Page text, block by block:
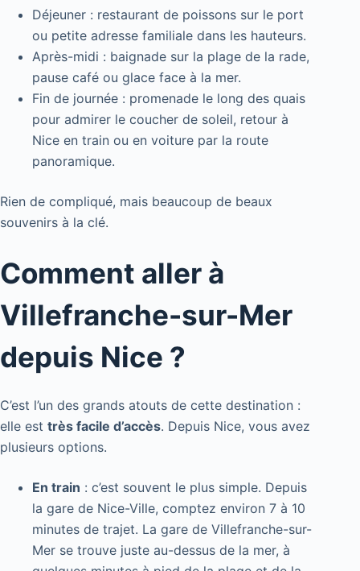
Déjeuner : restaurant de poissons sur le port
ou petite adresse familiale dans les hauteurs.
Après-midi : baignade sur la plage de la rade,
pause café ou glace face à la mer.
Fin de journée : promenade le long des quais
pour admirer le coucher de soleil, retour à
Nice en train ou en voiture par la route
panoramique.
Rien de compliqué, mais beaucoup de beaux
souvenirs à la clé.
Comment aller à
Villefranche-sur-Mer
depuis Nice ?
C’est l’un des grands atouts de cette destination :
elle est très facile d’accès. Depuis Nice, vous avez
plusieurs options.
En train : c’est souvent le plus simple. Depuis
la gare de Nice-Ville, comptez environ 7 à 10
minutes de trajet. La gare de Villefranche-sur-
Mer se trouve juste au-dessus de la mer, à